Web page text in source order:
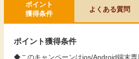
ポイント
獲得条件
よくある質問
ポイント獲得条件
◆このキャンペーンはios/Android端末専